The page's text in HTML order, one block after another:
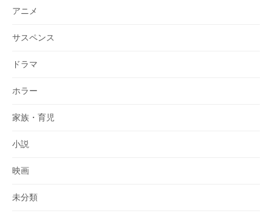
アニメ
サスペンス
ドラマ
ホラー
家族・育児
小説
映画
未分類